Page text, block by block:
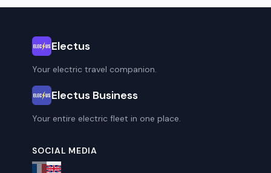
Electus
Your electric travel companion.
Electus Business
Your entire electric fleet in one place.
SOCIAL MEDIA